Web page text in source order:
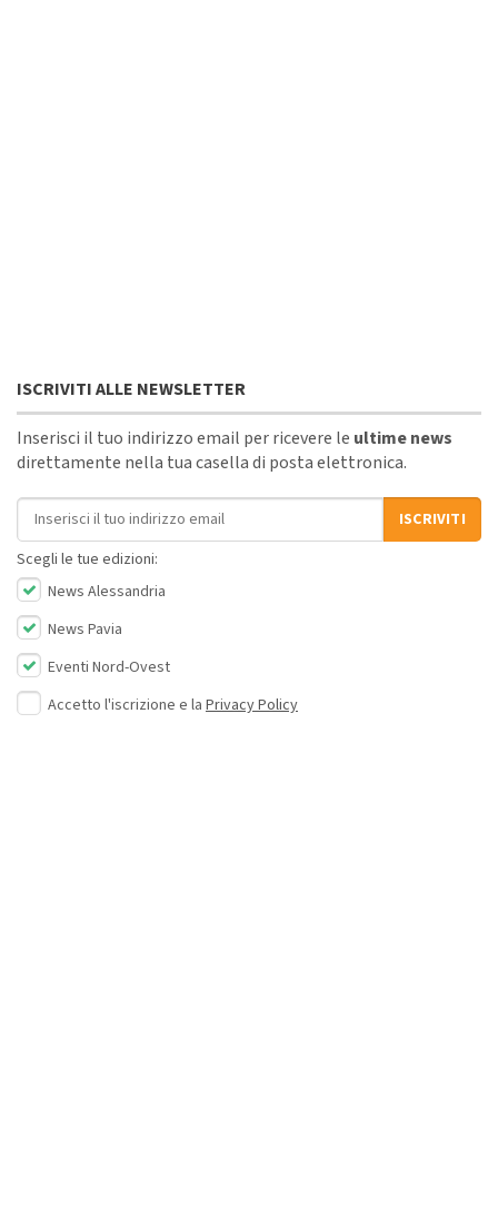
ISCRIVITI ALLE NEWSLETTER
Inserisci il tuo indirizzo email per ricevere le ultime news
direttamente nella tua casella di posta elettronica.
Indirizzo email
ISCRIVITI
Scegli le tue edizioni:
News Alessandria
News Pavia
Eventi Nord-Ovest
Accetto l'iscrizione e la Privacy Policy